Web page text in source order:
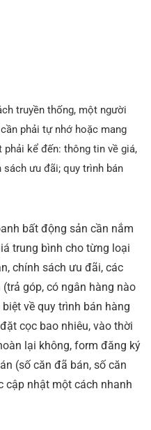
truyền thống, một người
phải tự nhớ hoặc mang
kể đến: thông tin về giá,
ưu đãi; quy trình bán
bất động sản cần nắm
trung bình cho từng loại
chính sách ưu đãi, các
góp, có ngân hàng nào
về quy trình bán hàng
cọc bao nhiêu, vào thời
lại không, form đăng ký
(số căn đã bán, số căn
nhật một cách nhanh